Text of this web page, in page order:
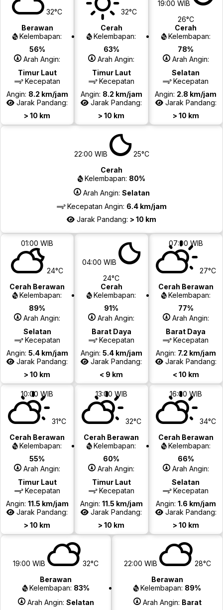
32°C
Berawan
Kelembapan:
56%
Arah Angin:
Timur Laut
Kecepatan
Angin: 8.2 km/jam
Jarak Pandang:
> 10 km
32°C
Cerah
Kelembapan:
63%
Arah Angin:
Timur Laut
Kecepatan
Angin: 8.2 km/jam
Jarak Pandang:
> 10 km
19:00 WIB
26°C
Cerah
Kelembapan:
78%
Arah Angin:
Selatan
Kecepatan
Angin: 2.8 km/jam
Jarak Pandang:
> 10 km
22:00 WIB
25°C
Cerah
Kelembapan: 80%
Arah Angin: Selatan
Kecepatan Angin: 6.4 km/jam
Jarak Pandang: > 10 km
01:00 WIB
24°C
Cerah Berawan
Kelembapan:
89%
Arah Angin:
Selatan
Kecepatan
Angin: 5.4 km/jam
Jarak Pandang:
> 10 km
04:00 WIB
24°C
Cerah
Kelembapan:
91%
Arah Angin:
Barat Daya
Kecepatan
Angin: 5.4 km/jam
Jarak Pandang:
< 9 km
07:00 WIB
27°C
Cerah Berawan
Kelembapan:
77%
Arah Angin:
Barat Daya
Kecepatan
Angin: 7.2 km/jam
Jarak Pandang:
< 10 km
10:00 WIB
31°C
Cerah Berawan
Kelembapan:
55%
Arah Angin:
Timur Laut
Kecepatan
Angin: 11.5 km/jam
Jarak Pandang:
> 10 km
13:00 WIB
32°C
Cerah Berawan
Kelembapan:
60%
Arah Angin:
Timur Laut
Kecepatan
Angin: 11.5 km/jam
Jarak Pandang:
> 10 km
16:00 WIB
34°C
Cerah Berawan
Kelembapan:
66%
Arah Angin:
Selatan
Kecepatan
Angin: 1.6 km/jam
Jarak Pandang:
> 10 km
19:00 WIB
32°C
Berawan
Kelembapan: 83%
Arah Angin: Selatan
22:00 WIB
28°C
Berawan
Kelembapan: 89%
Arah Angin: Barat